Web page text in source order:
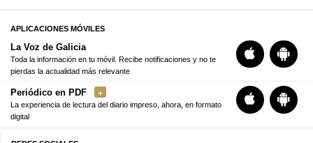
APLICACIONES MÓVILES
La Voz de Galicia
Toda la información en tu móvil. Recibe notificaciones y no te
pierdas la actualidad más relevante
Periódico en PDF
La experiencia de lectura del diario impreso, ahora, en formato
digital